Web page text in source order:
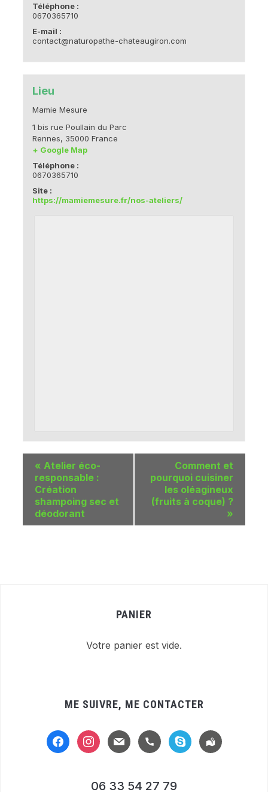
Téléphone :
0670365710
E-mail :
contact@naturopathe-chateaugiron.com
Lieu
Mamie Mesure
1 bis rue Poullain du Parc
Rennes, 35000 France
+ Google Map
Téléphone :
0670365710
Site :
https://mamiemesure.fr/nos-ateliers/
« Atelier éco-
responsable :
Création
shampoing sec et
déodorant
Comment et
pourquoi cuisiner
les oléagineux
(fruits à coque) ?
»
PANIER
Votre panier est vide.
ME SUIVRE, ME CONTACTER
facebookinstagram
mail handsetskype
location-
alt
06 33 54 27 79